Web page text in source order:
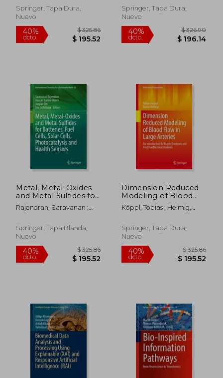
Applying Machine
Learning Techniques
Acharya, Biswaranjan
Springer, Tapa Dura,
Nuevo
40%
dcto.
$ 325.86
$ 195.52
Rodriguez-Herrera, Raul
Springer, Tapa Dura,
Nuevo
40%
dcto. $
Metal, Metal-Oxides
and Metal Sulfides for
Batteries, Fuel Cells,
Solar Cells,
Health Sensors (en
Inglés)
Rajendran, Saravanan ;
Jiaqian
Springer, Tapa Blanda,
Nuevo
Dimension Reduced
Modeling of Blood
Flow in Large
Arteries: An
Master Students and
First Year Doctoral
Köppl, Tobias ; Helmig,
Springer, Tapa Dura,
Nuevo